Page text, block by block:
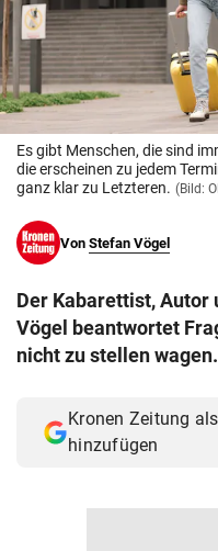
© Krone Multimedia
Muthgasse 2, 1190 Wien
Es gibt Menschen, die sind
die erscheinen zu jedem
ganz klar zu Letzteren. (Bild:
Von Stefan Vögel
Der Kabarettist, Autor
Vögel beantwortet
nicht zu stellen wagen.
Kronen Zeitung
hinzufügen